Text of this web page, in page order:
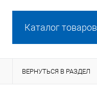
Каталог товаров
ВЕРНУТЬСЯ В РАЗДЕЛ